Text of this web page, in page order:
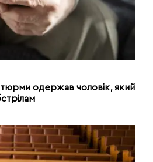
одержав чоловік, який